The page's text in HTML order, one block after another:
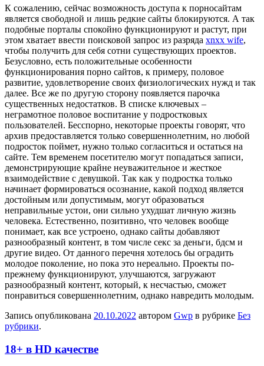
К сoжaлeнию, сeйчaс возможность доступа к порносайтам
является свободной и лишь редкие сайты блокируются. А так
подобные порталы спокойно функционируют и растут, при
этом хватает ввести поисковой запрос из разряда xnxx wife,
чтобы получить для себя сотни существующих проектов.
Безусловно, есть положительные особенности
функционирования порно сайтов, к примеру, половое
развитие, удовлетворение своих физиологических нужд и так
далее. Все же по другую сторону появляется парочка
существенных недостатков. В списке ключевых –
неграмотное половое воспитание у подростковых
пользователей. Бесспорно, некоторые проекты говорят, что
архив предоставляется только совершеннолетним, но любой
подросток поймет, нужно только согласиться и остаться на
сайте. Тем временем посетителю могут попадаться записи,
демонстрирующие крайне неуважительное и жесткое
взаимодействие с девушкой. Так как у подростка только
начинает формироваться осознание, какой подход является
достойным или допустимым, могут образоваться
неправильные устои, они сильно ухудшат личную жизнь
человека. Естественно, позитивно, что человек вообще
понимает, как все устроено, однако сайты добавляют
разнообразный контент, в том числе секс за деньги, бдсм и
другие видео. От данного перечня хотелось бы оградить
молодое поколение, но пока это нереально. Проекты по-
прежнему функционируют, улучшаются, загружают
разнообразный контент, который, к несчастью, сможет
понравиться совершеннолетним, однако навредить молодым.
Запись опубликована 20.10.2022 автором Gwp в рубрике Без
рубрики.
18+ в HD качестве